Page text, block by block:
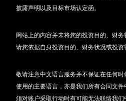
披露声明以及目标市场认定函。
网站上的内容并未将您的投资目的、财务
请您依据自身投资目的、财务状况或投资
敬请注意中文语言服务并不保证在任何
使用的主要语言，亦是我们所有合同文
须对账户采取行动时有可能无法联络我们